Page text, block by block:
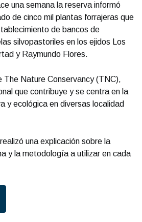
una semana la reserva informó
de cinco mil plantas forrajeras que
de bancos de
silvopastoriles en los ejidos Los
y Raymundo Flores.
The Nature Conservancy (TNC),
que contribuye y se centra en la
y ecológica en diversas localidad
una explicación sobre la
y la metodología a utilizar en cada